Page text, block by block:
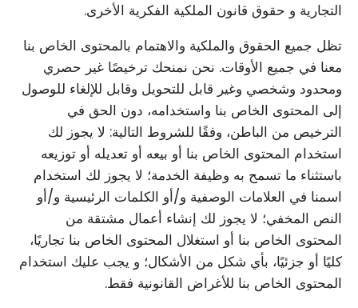
التجارية و حقوق قانون الملكية الفكرية الأخرى.
تظل جميع الحقوق والملكية والاهتمام بالمحتوى الخاص بنا
معنا في جميع الأوقات. نحن نمنحك ترخيصًا غير حصري
ومحدود وشخصي وغير قابل للتحويل وقابل للإلغاء للوصول
إلى المحتوى الخاص بنا واستخدامه، دون الحق في
الترخيص من الباطن، وفقًا للشروط التالية: لا يجوز لك
استخدام المحتوى الخاص بنا أو بيعه أو تعديله أو توزيعه
باستثناء ما تسمح به وظيفة الخدمة؛ لا يجوز لك استخدام
اسمنا في العلامات الوصفية و/أو الكلمات الرئيسية و/أو
النص المخفي؛ لا يجوز لك إنشاء أعمال مشتقة من
المحتوى الخاص بنا أو استغلال المحتوى الخاص بنا تجاريًا،
كليًا أو جزئيًا، بأي شكل من الأشكال؛ و يجب عليك استخدام
المحتوى الخاص بنا للأغراض القانونية فقط.